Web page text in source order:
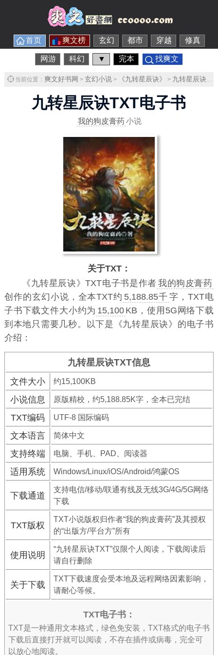
首页 爽文榜 玄幻 都市 穿越 修真
网游 科幻 ▼ 完本 找爽文
当前位置： 爽文好书网 > 玄幻小说> 《九转星辰诀》 > 九转星辰诀TXT下载
九转星辰诀TXT电子书
我的狗皮膏药小说
关于TXT：
《九转星辰诀》TXT电子书是作者 我的狗皮膏药
创作的玄幻小说，全本TXT约 5,188.85千 字，TXT电
子书下载文件大小约为 15,100 KB，使用5G网络下载
到本地只需要几秒。以下是《九转星辰诀》的电子书
介绍：
九转星辰诀TXT信息
文件大小 约15,100KB
小说信息 原版精校，约5,188.85K字，全本已完结
TXT编码 UTF-8 国际编码
文本语言 简体中文
支持终端 电脑、手机、PAD、阅读器
适用系统 Windows/Linux/iOS/Android/鸿蒙OS
下载通道
支持电信/移动/联通有线及无线3G/4G/5G网络
下载
TXT版权
TXT小说版权归作者“我的狗皮膏药”及其授权
的“出版方/平台方”所有
使用说明
“九转星辰诀TXT”仅限个人阅读，下载阅读后
请自行删除
关于下载
TXT下载速度会受本地及远程网络因素影响，
请耐心等候。
TXT电子书：
TXT是一种通用文本格式，绿色免安装，TXT格式的电子书
下载后直接打开就可以阅读，不存在插件或病毒，完全可
以放心地阅读。